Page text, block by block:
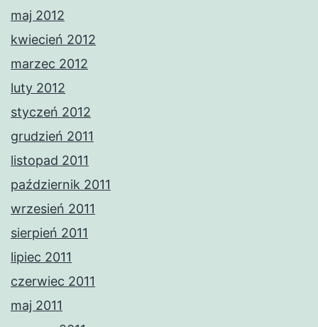
maj 2012
kwiecień 2012
marzec 2012
luty 2012
styczeń 2012
grudzień 2011
listopad 2011
październik 2011
wrzesień 2011
sierpień 2011
lipiec 2011
czerwiec 2011
maj 2011